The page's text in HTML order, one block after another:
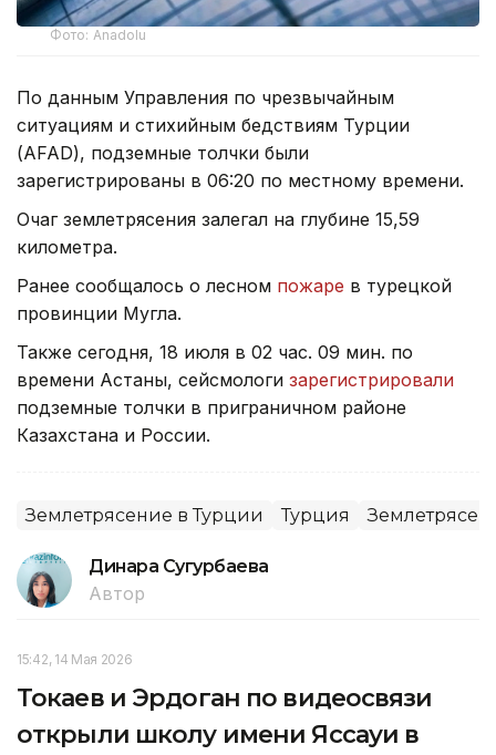
Фото: Anadolu
По данным Управления по чрезвычайным
ситуациям и стихийным бедствиям Турции
(AFAD), подземные толчки были
зарегистрированы в 06:20 по местному времени.
Очаг землетрясения залегал на глубине 15,59
километра.
Ранее сообщалось о лесном пожаре в турецкой
провинции Мугла.
Также сегодня, 18 июля в 02 час. 09 мин. по
времени Астаны, сейсмологи зарегистрировали
подземные толчки в приграничном районе
Казахстана и России.
Землетрясение в Турции Турция
Динара Сугурбаева
Автор
15:42, 14 Мая 2026
Токаев и Эрдоган по видеосвязи
открыли школу имени Яссауи в